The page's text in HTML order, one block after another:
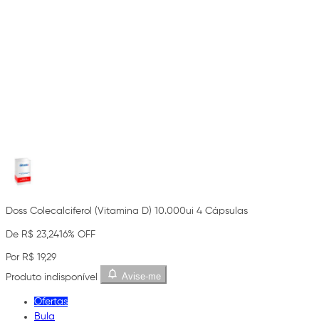
Doss Colecalciferol (Vitamina D) 10.000ui 4 Cápsulas
De R$ 23,2416% OFF
Por R$ 19,29
Produto indisponível
Avise-me
Ofertas
Bula